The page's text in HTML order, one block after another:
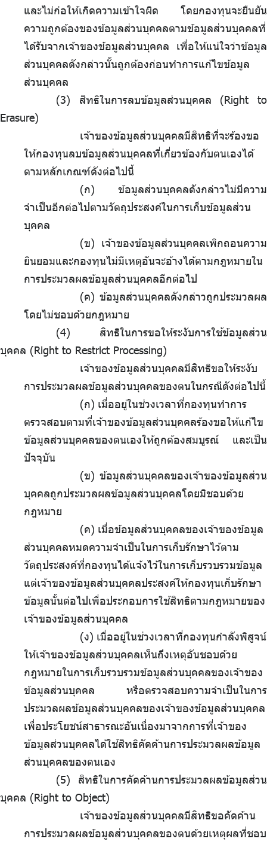
และไม่ก่อให้เกิดความเข้าใจผิด โดยกองทุนจะยืนยัน
ความถูกต้องของข้อมูลส่วนบุคคลตามข้อมูลส่วนบุคคลที่
ได้รับจากเจ้าของข้อมูลส่วนบุคคล เพื่อให้แน่ใจว่าข้อมูล
ส่วนบุคคลดังกล่าวนั้นถูกต้องก่อนทำการแก้ไขข้อมูล
ส่วนบุคคล
สิทธิในการลบข้อมูลส่วนบุคคล (Right to
Erasure)
เจ้าของข้อมูลส่วนบุคคลมีสิทธิที่จะร้องขอ
ให้กองทุนลบข้อมูลส่วนบุคคลที่เกี่ยวข้องกับตนเองได้
ตามหลักเกณฑ์ดังต่อไปนี้
(ก) ข้อมูลส่วนบุคคลดังกล่าวไม่มีความ
จำเป็นอีกต่อไปตามวัตถุประสงค์ในการเก็บข้อมูลส่วน
บุคคล
(ข) เจ้าของข้อมูลส่วนบุคคลเพิกถอนความ
ยินยอมและกองทุนไม่มีเหตุอันจะอ้างได้ตามกฎหมายใน
การประมวลผลข้อมูลส่วนบุคคลอีกต่อไป
(ค) ข้อมูลส่วนบุคคลดังกล่าวถูกประมวลผล
โดยไม่ชอบด้วยกฎหมาย
สิทธิในการขอให้ระงับการใช้ข้อมูลส่วน
บุคคล (Right to Restrict Processing)
เจ้าของข้อมูลส่วนบุคคลมีสิทธิขอให้ระงับ
การประมวลผลข้อมูลส่วนบุคคลของตนในกรณีดังต่อไปนี้
(ก) เมื่ออยู่ในช่วงเวลาที่กองทุนทำการ
ตรวจสอบตามที่เจ้าของข้อมูลส่วนบุคคลร้องขอให้แก้ไข
ข้อมูลส่วนบุคคลของตนเองให้ถูกต้องสมบูรณ์ และเป็น
ปัจจุบัน
(ข) ข้อมูลส่วนบุคคลของเจ้าของข้อมูลส่วน
บุคคลถูกประมวลผลข้อมูลส่วนบุคคลโดยมิชอบด้วย
กฎหมาย
(ค) เมื่อข้อมูลส่วนบุคคลของเจ้าของข้อมูล
ส่วนบุคคลหมดความจำเป็นในการเก็บรักษาไว้ตาม
วัตถุประสงค์ที่กองทุนได้แจ้งไว้ในการเก็บรวบรวมข้อมูล
แต่เจ้าของข้อมูลส่วนบุคคลประสงค์ให้กองทุนเก็บรักษา
ข้อมูลนั้นต่อไปเพื่อประกอบการใช้สิทธิตามกฎหมายของ
เจ้าของข้อมูลส่วนบุคคล
(ง) เมื่ออยู่ในช่วงเวลาที่กองทุนกำลังพิสูจน์
ให้เจ้าของข้อมูลส่วนบุคคลเห็นถึงเหตุอันชอบด้วย
กฎหมายในการเก็บรวบรวมข้อมูลส่วนบุคคลของเจ้าของ
ข้อมูลส่วนบุคคล หรือตรวจสอบความจำเป็นในการ
ประมวลผลข้อมูลส่วนบุคคลของเจ้าของข้อมูลส่วนบุคคล
เพื่อประโยชน์สาธารณะอันเนื่องมาจากการที่เจ้าของ
ข้อมูลส่วนบุคคลได้ใช้สิทธิคัดค้านการประมวลผลข้อมูล
ส่วนบุคคลของตนเอง
สิทธิในการคัดค้านการประมวลผลข้อมูลส่วน
บุคคล (Right to Object)
เจ้าของข้อมูลส่วนบุคคลมีสิทธิขอคัดค้าน
การประมวลผลข้อมูลส่วนบุคคลของตนด้วยเหตุผลที่ชอบ